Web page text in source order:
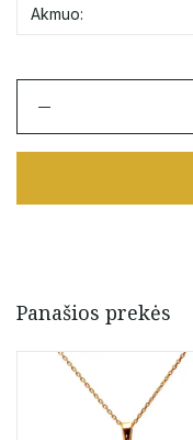
Akmuo:
Auksinis
su
Panašios prekės